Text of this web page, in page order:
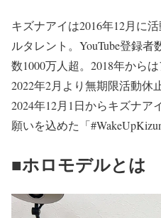
キズナアイは2016年12月に
ルタレント。YouTube登録
数1000万人超。2018年から
2022年2月より無期限活動休
2024年12月1日からキズナ
願いを込めた「
■ホロモデルとは